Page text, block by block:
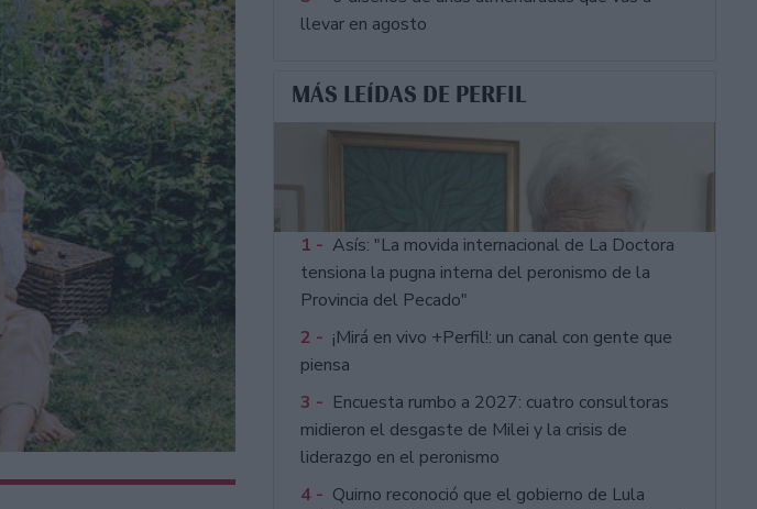
llevar en agosto
MÁS LEÍDAS DE PERFIL
1 - Asís: "La movida internacional de La Doctora
tensiona la pugna interna del peronismo de la
Provincia del Pecado"
2 - ¡Mirá en vivo +Perfil!: un canal con gente que
piensa
3 - Encuesta rumbo a 2027: cuatro consultoras
midieron el desgaste de Milei y la crisis de
liderazgo en el peronismo
4 - Quirno reconoció que el gobierno de Lula